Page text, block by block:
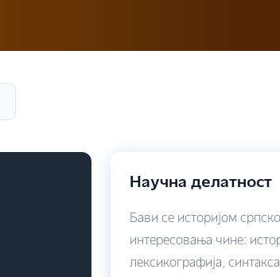
Научна делатност
Бави се историјом
интересовања чине:
лексикографија,